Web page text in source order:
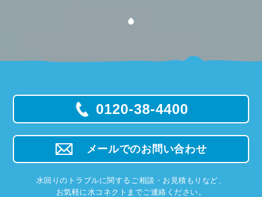
0120-38-4400
メールでのお問い合わせ
水回りのトラブルに関するご相談・お見積もりなど、
お気軽に水コネクトまでご連絡ください。